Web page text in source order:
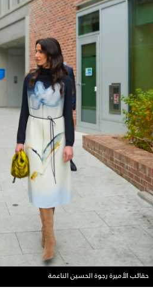
حقائب الأميرة رجوة الحسين الناعمة